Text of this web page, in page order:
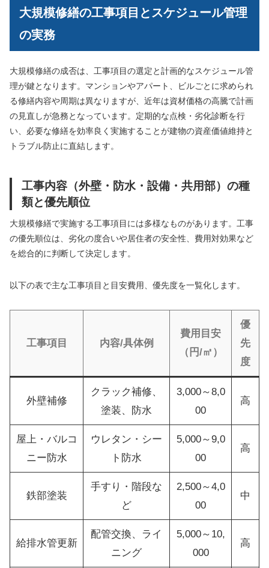
大規模修繕の工事項目とスケジュール管理
の実務
大規模修繕の成否は、工事項目の選定と計画的なスケジュール管
理が鍵となります。マンションやアパート、ビルごとに求められ
る修繕内容や周期は異なりますが、近年は資材価格の高騰で計画
の見直しが急務となっています。定期的な点検・劣化診断を行
い、必要な修繕を効率良く実施することが建物の資産価値維持と
トラブル防止に直結します。
工事内容（外壁・防水・設備・共用部）の種
類と優先順位
大規模修繕で実施する工事項目には多様なものがあります。工事
の優先順位は、劣化の度合いや居住者の安全性、費用対効果など
を総合的に判断して決定します。
以下の表で主な工事項目と目安費用、優先度を一覧化します。
工事項目 内容/具体例
費用目安
（円/㎡）
優
先
度
外壁補修
クラック補修、
塗装、防水
3,000～8,0
00
高
屋上・バルコ
ニー防水
ウレタン・シー
ト防水
5,000～9,0
00
高
鉄部塗装
手すり・階段な
ど
2,500～4,0
00
中
給排水管更新
配管交換、ライ
ニング
5,000～10,
000
高